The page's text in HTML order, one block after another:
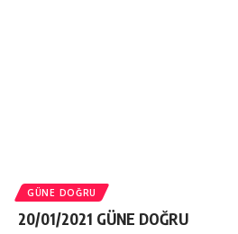
GÜNE DOĞRU
20/01/2021 GÜNE DOĞRU